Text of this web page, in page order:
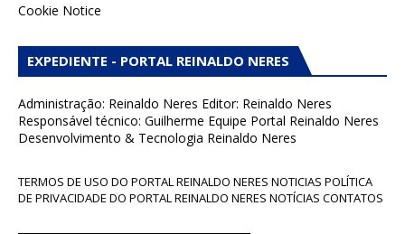
Cookie Notice
EXPEDIENTE - PORTAL REINALDO NERES
Administração: Reinaldo Neres Editor: Reinaldo Neres
Responsável técnico: Guilherme Equipe Portal Reinaldo Neres
Desenvolvimento & Tecnologia Reinaldo Neres
TERMOS DE USO DO PORTAL REINALDO NERES NOTICIAS POLÍTICA
DE PRIVACIDADE DO PORTAL REINALDO NERES NOTÍCIAS CONTATOS